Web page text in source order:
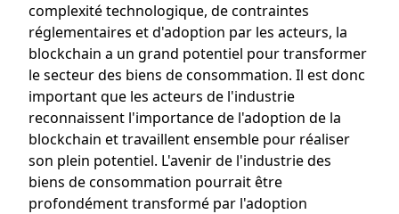
complexité technologique, de contraintes
réglementaires et d'adoption par les acteurs, la
blockchain a un grand potentiel pour transformer
le secteur des biens de consommation. Il est donc
important que les acteurs de l'industrie
reconnaissent l'importance de l'adoption de la
blockchain et travaillent ensemble pour réaliser
son plein potentiel. L'avenir de l'industrie des
biens de consommation pourrait être
profondément transformé par l'adoption